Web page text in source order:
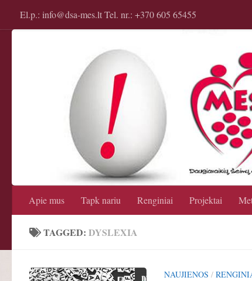
El.p.: info@dsa-mes.lt Tel. nr.: +370 605 65455
Apie mus Tapk nariu Renginiai Projektai
TAGGED: DYSLEXIA
NAUJIENOS /